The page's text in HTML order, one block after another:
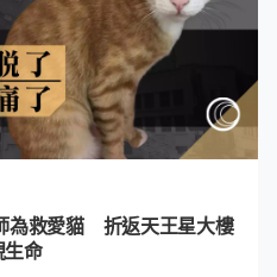
升機的方式來補充。」 西
長心急如焚。花蓮縣縣長
有缺少會請工程總隊空投
被尋回。特搜隊護送他們，
眾：「那個聲音好久沒有停
久。我就不知道要幹嘛就慌
禱。」 花蓮的山海關大樓，
在新北市，中和區有房屋天
市民：「門也已經移位，門
為救愛貓 折返天王星大樓
命